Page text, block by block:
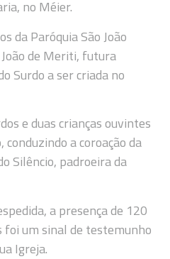
no Méier.
da Paróquia São João
de Meriti, futura
Surdo a ser criada no
e duas crianças ouvintes
a coroação da
Silêncio, padroeira da
a presença de 120
um sinal de testemunho
Igreja.